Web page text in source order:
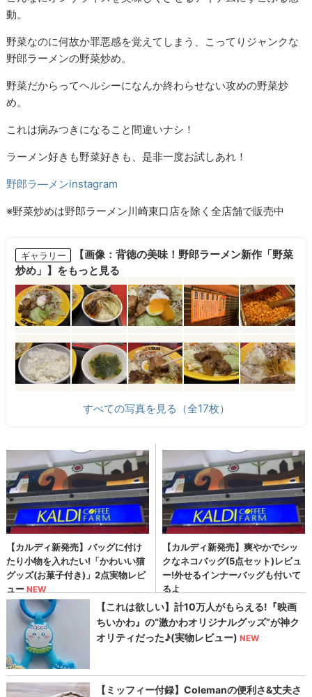
動。
野菜なのに何故か罪悪感を覚えてしまう、こってりジャンクな
野郎ラーメンの野菜炒め。
野菜だからってヘルシーになんか終わらせない攻めの野菜炒
め。
これは病みつきになること間違いナシ！
ラーメン好きも野菜好きも、是非一度お試しあれ！
野郎ラ―メンinstagram
※野菜炒めは野郎ラーメン川崎東口店を除く全店舗で販売中
ギャラリー
【画像：背徳の美味！野郎ラーメン新作「野菜
炒め」】をもっと見る
すべての写真を見る（全17枚）